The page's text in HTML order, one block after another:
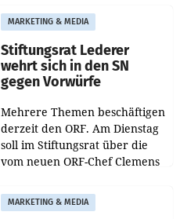
freigegeben: Die
Bundeswettbewerbsbehörde
und der Bundeskartellanwalt
MARKETING & MEDIA
Stiftungsrat Lederer
wehrt sich in den SN
gegen Vorwürfe
Mehrere Themen beschäftigen
derzeit den ORF. Am Dienstag
soll im Stiftungsrat über die
vom neuen ORF-Chef Clemens
Besetzungen für die
Direktionen abgestimmt
MARKETING & MEDIA